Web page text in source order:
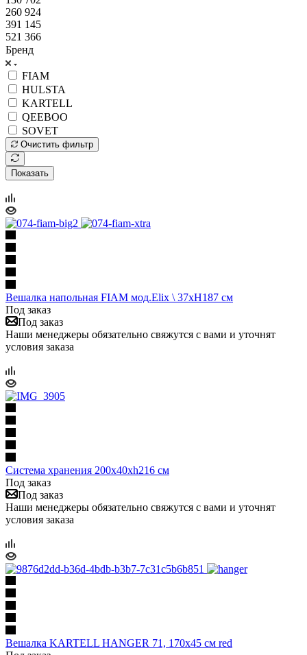
260 924
391 145
521 366
Бренд
FIAM
HULSTA
KARTELL
QEEBOO
SOVET
Очистить фильтр
Показать
Вешалка напольная FIAM мод.Elix \ 37хH187 см
Под заказ
Под заказ
Наши менеджеры обязательно свяжутся с вами и уточнят
условия заказа
Система хранения 200х40хh216 cм
Под заказ
Под заказ
Наши менеджеры обязательно свяжутся с вами и уточнят
условия заказа
Вешалка KARTELL HANGER 71, 170х45 см red